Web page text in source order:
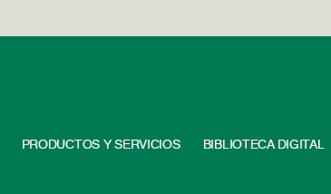
PRODUCTOS Y SERVICIOS BIBLIOTECA DIGITAL